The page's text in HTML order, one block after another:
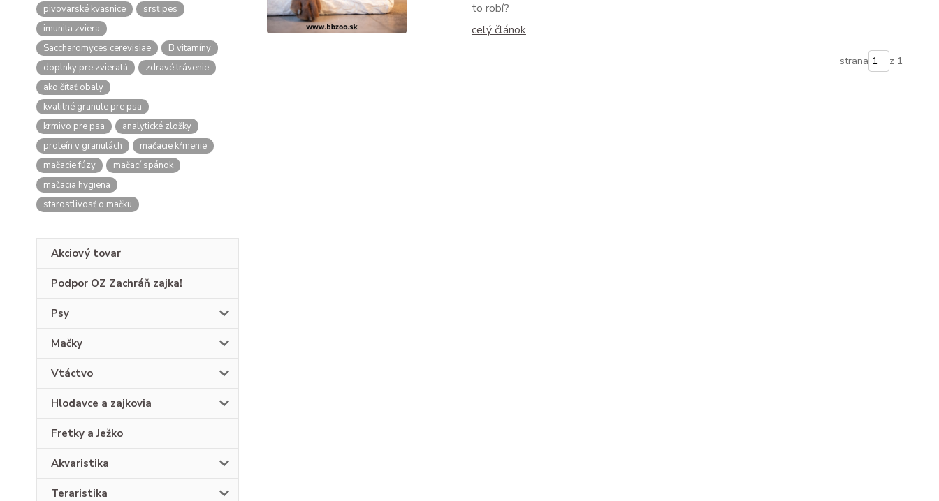
pivovarské kvasnice
srsť pes
imunita zviera
Saccharomyces cerevisiae
B vitamíny
doplnky pre zvieratá
zdravé trávenie
ako čítať obaly
kvalitné granule pre psa
krmivo pre psa
analytické zložky
proteín v granulách
mačacie kŕmenie
mačacie fúzy
mačací spánok
mačacia hygiena
starostlivosť o mačku
Akciový tovar
Podpor OZ Zachráň zajka!
Psy
Mačky
Vtáctvo
Hlodavce a zajkovia
Fretky a Ježko
Akvaristika
Teraristika
to robí?
celý článok
strana z 1